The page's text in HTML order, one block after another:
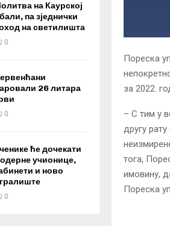
Пореска
за 2022.
– С тим у
другу
тога,
имовину,
Пореска
на Каурској
па зједнички
на светилишта
0
26 литара
0
ће дочекати
учионице,
и ново
0